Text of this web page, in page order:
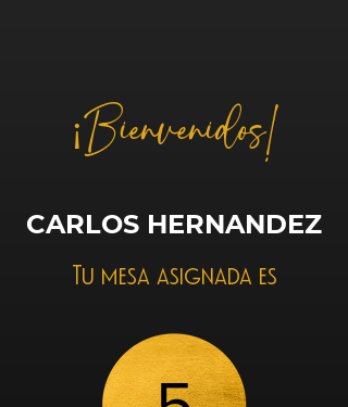
¡Bienvenidos!
CARLOS HERNANDEZ
Tu mesa asignada es